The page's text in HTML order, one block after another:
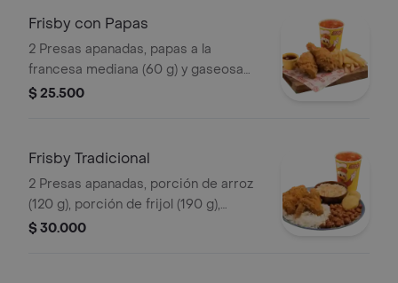
Frisby con Papas
2 Presas apanadas, papas a la
francesa mediana (60 g) y gaseosa
(325 ml)
$ 25.500
Frisby Tradicional
2 Presas apanadas, porción de arroz
(120 g), porción de frijol (190 g),
ensalada de repollo personal (145 g), 2
$ 30.000